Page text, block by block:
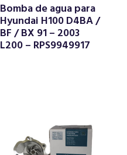
Bomba de agua para
Hyundai H100 D4BA /
BF / BX 91 – 2003
L200 – RPS9949917